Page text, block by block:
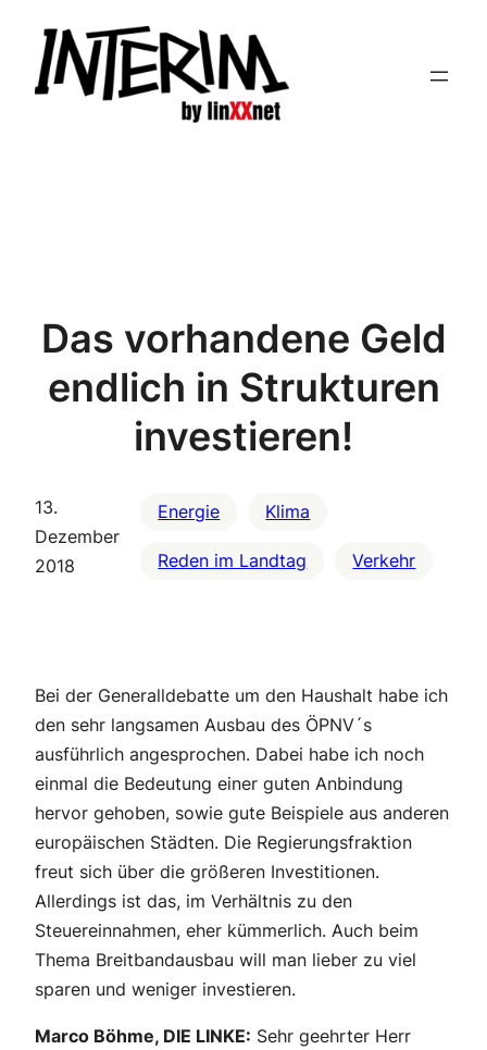
Inhalt
springen
Das vorhandene Geld
endlich in Strukturen
investieren!
13.
Dezember
2018
Energie Klima
Reden im Landtag Verkehr
Bei der Generalldebatte um den Haushalt habe ich
den sehr langsamen Ausbau des ÖPNV´s
ausführlich angesprochen. Dabei habe ich noch
einmal die Bedeutung einer guten Anbindung
hervor gehoben, sowie gute Beispiele aus anderen
europäischen Städten. Die Regierungsfraktion
freut sich über die größeren Investitionen.
Allerdings ist das, im Verhältnis zu den
Steuereinnahmen, eher kümmerlich. Auch beim
Thema Breitbandausbau will man lieber zu viel
sparen und weniger investieren.
Marco Böhme, DIE LINKE: Sehr geehrter Herr